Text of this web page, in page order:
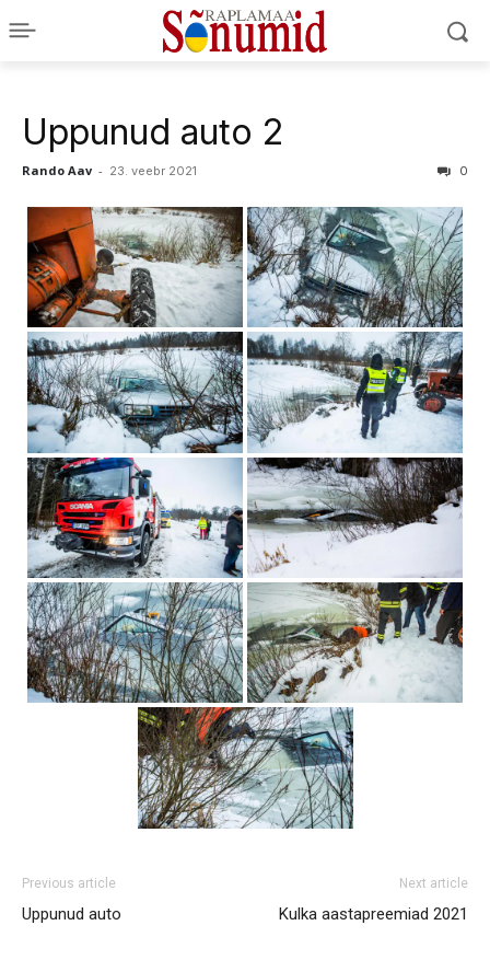
Uppunud auto 2
Rando Aav - 23. veebr 2021 0
Previous article
Uppunud auto
Next article
Kulka aastapreemiad 2021